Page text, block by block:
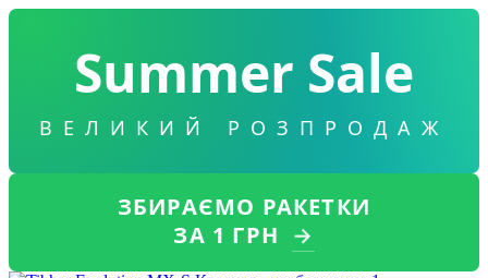
Summer Sale
ВЕЛИКИЙ РОЗПРОДАЖ
ЗБИРАЄМО РАКЕТКИ
ЗА 1 ГРН →